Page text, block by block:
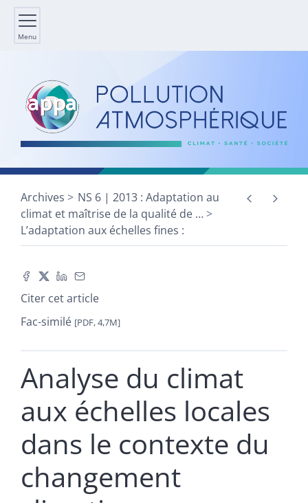
Menu
Archives
NS 6 | 2013 : Adaptation au
climat et maîtrise de la qualité de …
L’adaptation aux échelles fines :
Citer cet article
Fac-similé [PDF, 4,7M]
Analyse du climat
aux échelles locales
dans le contexte du
changement